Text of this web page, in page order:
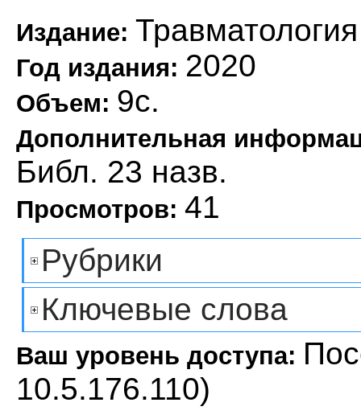
Издание:
Год издания: 2020
Объем: 9с.
Дополнительная
Библ. 23 назв.
Просмотров: 41
Рубрики
Ключевые слова
Ваш уровень доступа:
10.5.176.110)